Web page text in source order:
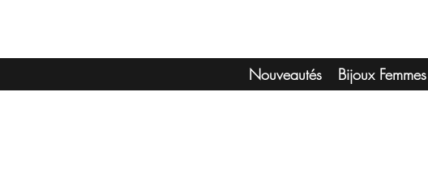
Nouveautés Bijoux Femmes